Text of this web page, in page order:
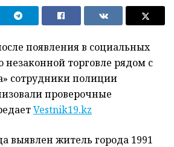
появления в социальных
незаконной торговле рядом с
сотрудники полиции
проверочные
Vestnik19.kz
выявлен житель города 1991